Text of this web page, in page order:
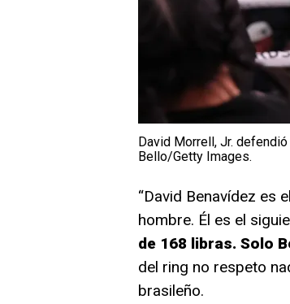
David Morrell, Jr.
Bello/Getty Images.
“David Benavídez es
hombre. Él es el
de 168 libras. Solo
del ring no respeto
brasileño.